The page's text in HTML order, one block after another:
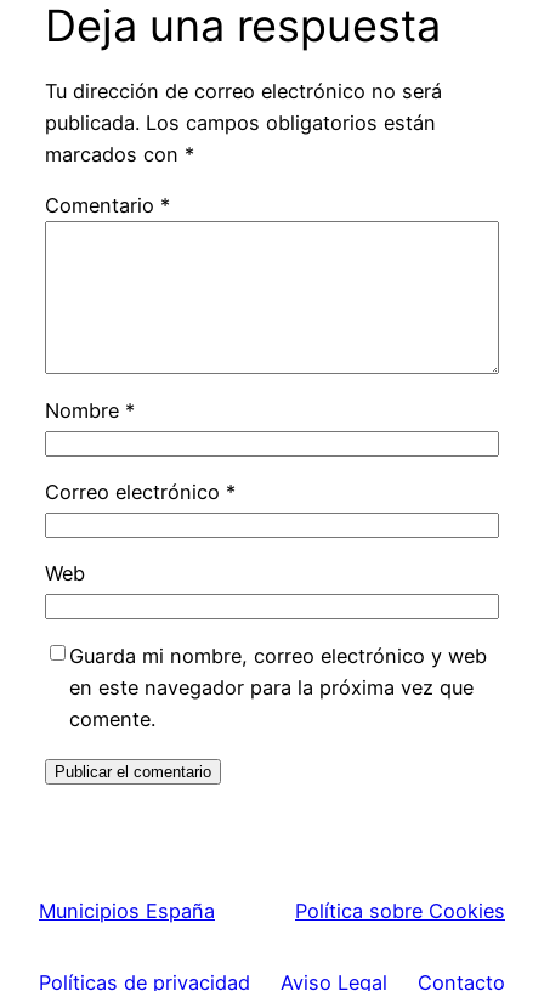
Deja una respuesta
Tu dirección de correo electrónico no será
publicada. Los campos obligatorios están
marcados con *
Comentario *
Nombre *
Correo electrónico *
Web
Guarda mi nombre, correo electrónico y web
en este navegador para la próxima vez que
comente.
Municipios España Política sobre Cookies
Políticas de privacidad Aviso Legal Contacto